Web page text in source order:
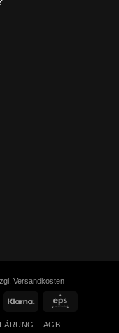
Versandkosten
MasterCard Klarna
AGB